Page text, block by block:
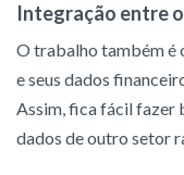
Integração entre
O trabalho também é
e seus dados
Assim, fica fácil fazer
dados de outro setor